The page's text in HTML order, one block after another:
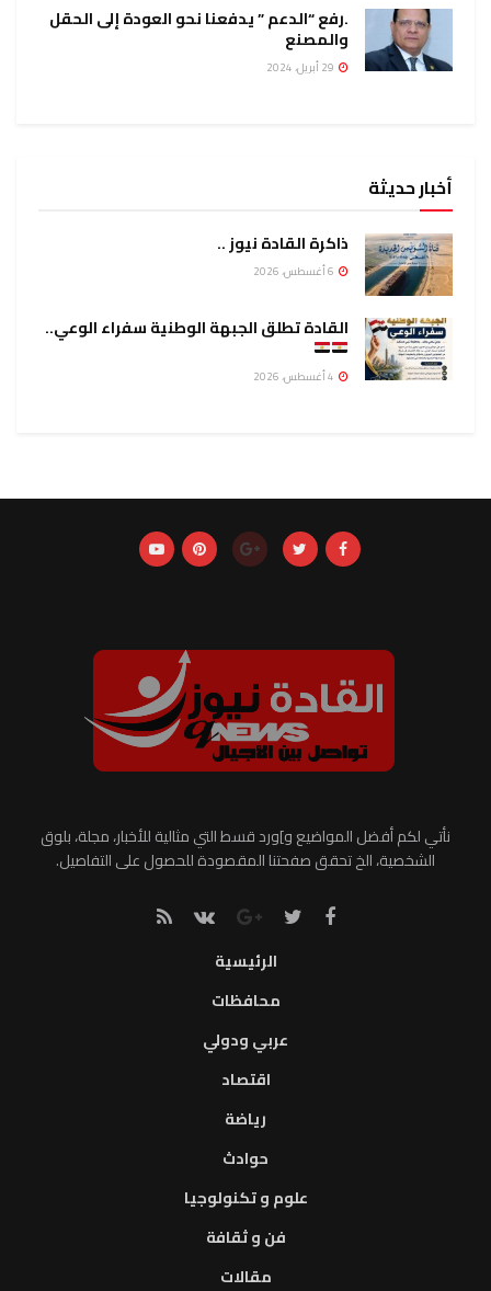
.رفع “الدعم ” يدفعنا نحو العودة إلى الحقل
والمصنع
أخبار حديثة
ذاكرة القادة نيوز ..
القادة تطلق الجبهة الوطنية سفراء الوعي..
نأتي لكم أفضل المواضيع و]ورد قسط التي مثالية للأخبار، مجلة، بلوق
الشخصية، الخ تحقق صفحتنا المقصودة للحصول على التفاصيل.
الرئيسية
محافظات
عربي ودولي
اقتصاد
رياضة
حوادث
علوم و تكنولوجيا
فن و ثقافة
مقالات